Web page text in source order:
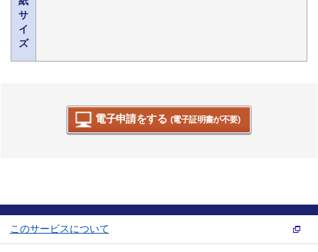
サ
イ
ズ
電子申請をする (電子証明書が不要)
このサービスについて